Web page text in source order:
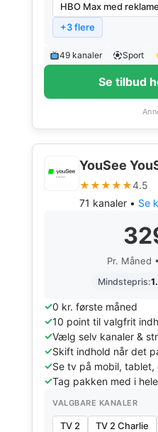
HBO Max med
+3 flere
49 kanaler Sport
Se tilbud
YouSee
★★★★★4.5
71 kanaler • Se
Pr. Måned
Mindstepris:
0 kr. første måned
10 point til valgfrit
Vælg selv kanaler &
Skift indhold når det
Se tv på mobil,
Tag pakken med i
VALGBARE KANALER
TV 2 TV 2 Charlie